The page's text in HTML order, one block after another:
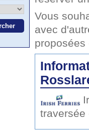
Vous
avec
proposées
traversée